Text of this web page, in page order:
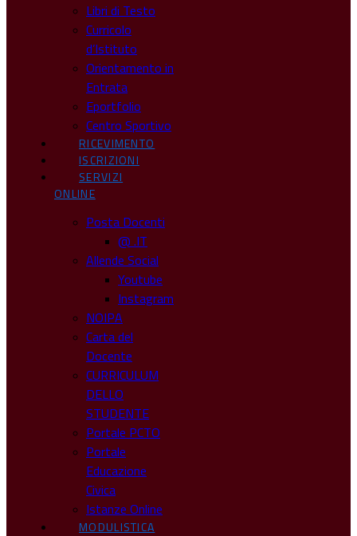
Libri di Testo
Curricolo
d’Istituto
Orientamento in
Entrata
Eportfolio
Centro Sportivo
RICEVIMENTO
ISCRIZIONI
SERVIZI
ONLINE
Posta Docenti
@ .IT
Allende Social
Youtube
Instagram
NOIPA
Carta del
Docente
CURRICULUM
DELLO
STUDENTE
Portale PCTO
Portale
Educazione
Civica
Istanze Online
MODULISTICA